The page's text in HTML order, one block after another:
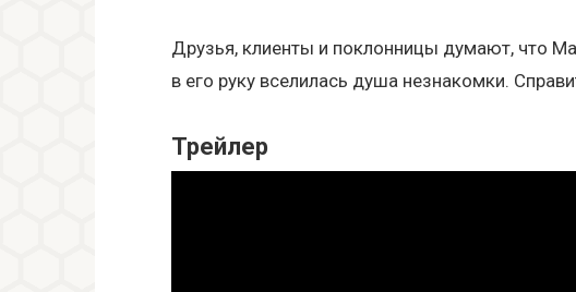
Друзья, клиенты и поклонницы думают, что
в его руку вселилась душа незнакомки.
Трейлер